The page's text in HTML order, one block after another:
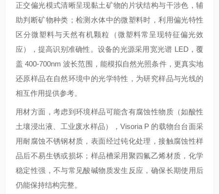
正交偏光模式清晰呈现黏土矿物的片状结构与干涉色，辅
助判断矿物种类；检测水体中的微塑料时，利用偏光特性
区分微塑料与天然有机颗粒（微塑料常呈现特征偏光效
应），提高识别准确性。设备的光源采用宽光谱 LED，覆
盖 400-700nm 波长范围，能模拟自然光照条件，更真实地
还原样品在自然环境中的光学特性，为研究样品与光线的
相互作用提供参考。
用材方面，考虑到环境样品可能含有腐蚀性物质（如酸性
土壤浸出液、工业废水样品），Visoria P 的载物台台面采
用耐腐蚀不锈钢材质，表面经过钝化处理，接触腐蚀性样
品后不易生锈或损坏；样品槽采用聚四氟乙烯材质，化学
稳定性强，不与常见酸碱物质发生反应，确保长期使用后
仍能保持结构完整。